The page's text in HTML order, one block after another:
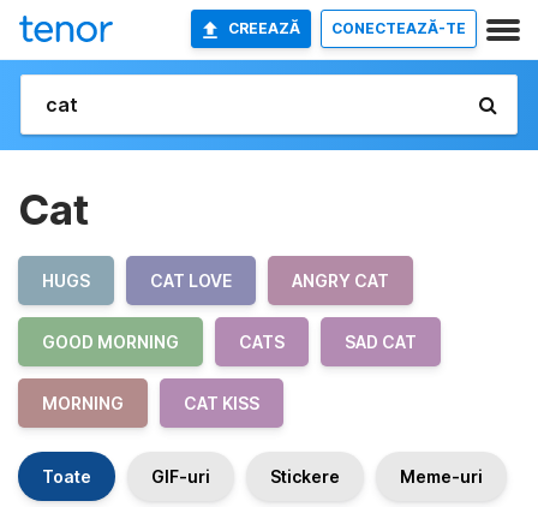
CREEAZĂ CONECTEAZĂ-TE
Cat
HUGS CAT LOVE ANGRY CAT
GOOD MORNING CATS SAD CAT
MORNING CAT KISS
Toate GIF-uri Stickere Meme-uri